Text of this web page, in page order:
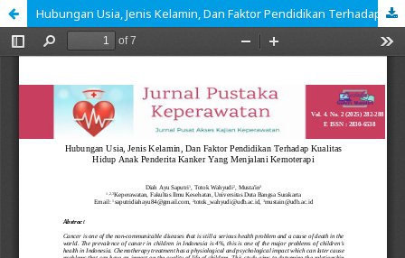
Hubungan Usia, Jenis Kelamin, Dan Faktor Pendidikan Terhadap Kualitas Hidup Anak Penderita Kanker Yang Menjalani Kemoterapi